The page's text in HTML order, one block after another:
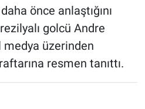
önce anlaştığını
golcü Andre
medya üzerinden
resmen tanıttı.